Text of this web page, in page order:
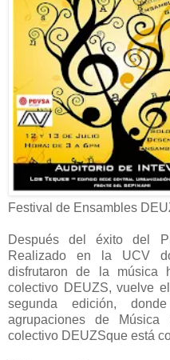
Festival de Ensambles
Después del éxito del
Realizado en la UCV
disfrutaron de la música
colectivo DEUZS, vuelve
segunda edición,
agrupaciones de Música
colectivo DEUZSque está